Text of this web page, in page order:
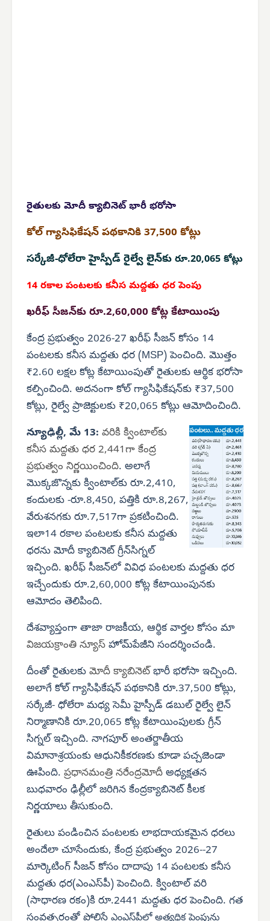
రైతులకు మోదీ క్యాబినెట్ భారీ భరోసా
కోల్ గ్యాసిఫికేషన్ పథకానికి 37,500 కోట్లు
సర్కేజీ-ధోలేరా హైస్పీడ్ రైల్వే లైన్‌కు రూ.20,065 కోట్లు
14 రకాల పంటలకు కనీస మద్దతు ధర పెంపు
ఖరీఫ్ సీజన్‌కు రూ.2,60,000 కోట్ల కేటాయింపు
కేంద్ర ప్రభుత్వం 2026-27 ఖరీఫ్ సీజన్ కోసం 14
పంటలకు కనీస మద్దతు ధర (MSP) పెంచింది. మొత్తం
₹2.60 లక్షల కోట్ల కేటాయింపుతో రైతులకు ఆర్థిక భరోసా
కల్పించింది. అదనంగా కోల్ గ్యాసిఫికేషన్‌కు ₹37,500
కోట్లు, రైల్వే ప్రాజెక్టులకు ₹20,065 కోట్లు ఆమోదించింది.
న్యూఢిల్లీ, మే 13: వరికి క్వింటాల్‌కు
కనీస మద్దతు ధర 2,441గా కేంద్ర
ప్రభుత్వం నిర్ణయించింది. అలాగే
మొక్కజొన్నకు క్వింటాల్‌కు రూ.2,410,
కందులకు -రూ.8,450, పత్తికి రూ.8,267,
వేరుశనగకు రూ.7,517గా ప్రకటించింది.
ఇలా14 రకాల పంటలకు కనీస మద్దతు
ధరను మోదీ క్యాబినెట్ గ్రీన్‌సిగ్నల్
ఇచ్చింది. ఖరీఫ్ సీజన్‌లో వివిధ పంటలకు మద్దతు ధర
ఇచ్చేందుకు రూ.2,60,000 కోట్ల కేటాయింపునకు
ఆమోదం తెలిపింది.
దేశవ్యాప్తంగా తాజా రాజకీయ, ఆర్థిక వార్తల కోసం మా
విజయక్రాంతి న్యూస్‌ హోమ్‌పేజీని సందర్శించండి.
దీంతో రైతులకు మోదీ క్యాబినెట్ భారీ భరోసా ఇచ్చింది.
అలాగే కోల్ గ్యాసిఫికేషన్ పథకానికి రూ.37,500 కోట్లు,
సర్కేజీ- ధోలేరా మధ్య సెమీ హైస్పీడ్ డబుల్ రైల్వే లైన్
నిర్మాణానికి రూ.20,065 కోట్ల కేటాయింపులకు గ్రీన్
సిగ్నల్ ఇచ్చింది. నాగపూర్ అంతర్జాతీయ
విమానాశ్రయంకు ఆధునికీకరణకు కూడా పచ్చజెండా
ఊపింది. ప్రధానమంత్రి నరేంద్రమోదీ అధ్యక్షతన
బుధవారం ఢిల్లీలో జరిగిన కేంద్రక్యాబినెట్ కీలక
నిర్ణయాలు తీసుకుంది.
రైతులు పండించిన పంటలకు లాభదాయకమైన ధరలు
అందేలా చూసేందుకు, కేంద్ర ప్రభుత్వం 2026--27
మార్కెటింగ్ సీజన్ కోసం దాదాపు 14 పంటలకు కనీస
మద్దతు ధర(ఎంఎస్‌పీ) పెంచింది. క్వింటాల్ వరి
(సాధారణ రకం)కి రూ.2441 మద్దతు ధర పెంచింది. గత